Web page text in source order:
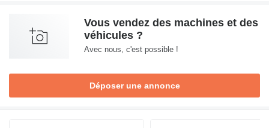
Vous vendez des machines et des
véhicules ?
Avec nous, c'est possible !
Déposer une annonce